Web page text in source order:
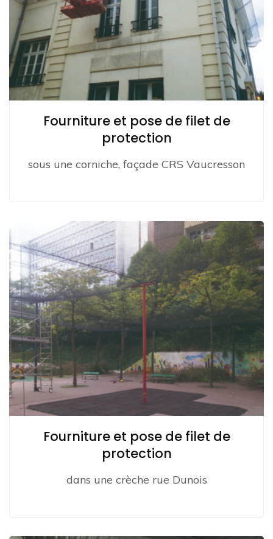
Fourniture et pose de filet de
protection
sous une corniche, façade CRS Vaucresson
Fourniture et pose de filet de
protection
dans une crèche rue Dunois